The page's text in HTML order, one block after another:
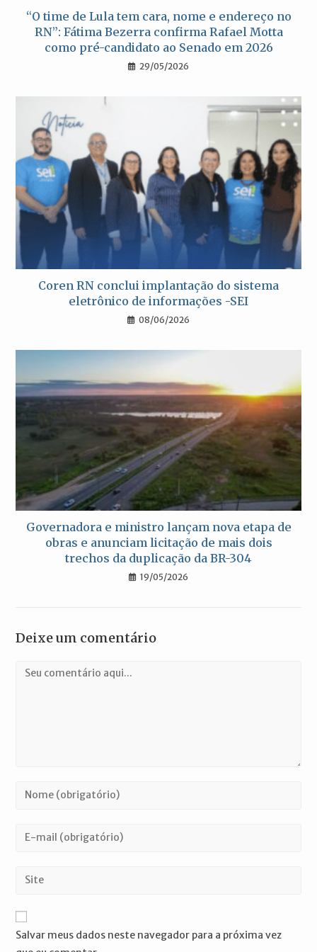
“O time de Lula tem cara, nome e endereço no
RN”: Fátima Bezerra confirma Rafael Motta
como pré-candidato ao Senado em 2026
29/05/2026
Coren RN conclui implantação do sistema
eletrônico de informações -SEI
08/06/2026
Governadora e ministro lançam nova etapa de
obras e anunciam licitação de mais dois
trechos da duplicação da BR-304
19/05/2026
Deixe um comentário
Comentário
Digite
ou
de
para
comentar
Digite
de
mail
para
Digite
URL
Salvar meus dados neste navegador para a próxima vez